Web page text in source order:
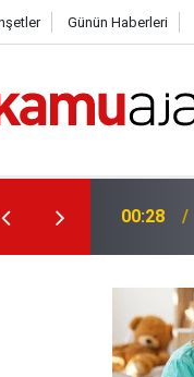
Günün Haberleri
Yapacak 00:28